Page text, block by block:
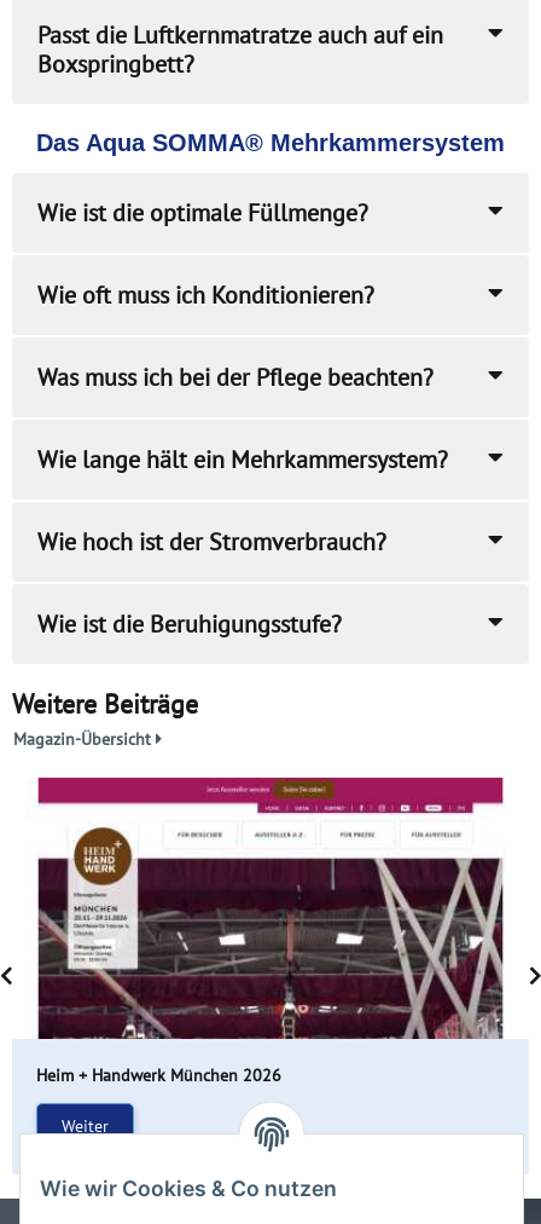
Wie wir Cookies & Co nutzen
Passt die Luftkernmatratze auch auf ein
Boxspringbett?
Das Aqua SOMMA® Mehrkammersystem
Wie ist die optimale Füllmenge?
Wie oft muss ich Konditionieren?
Was muss ich bei der Pflege beachten?
Wie lange hält ein Mehrkammersystem?
Wie hoch ist der Stromverbrauch?
Wie ist die Beruhigungsstufe?
Weitere Beiträge
Magazin-Übersicht
Heim + Handwerk München 2026
Weiter